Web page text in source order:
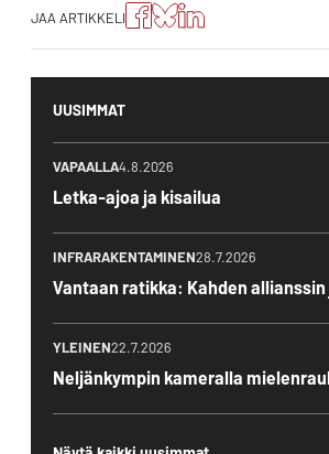
JAA ARTIKKELI
Jaa
artikkeli
Facebookissa
Jaa
artikkeli
Blueskyssa
Jako:
Jaa
artikkeli
LinkedIn:ssä
UUSIMMAT
VAPAALLA4.8.2026
Letka-ajoa ja kisailua
INFRARAKENTAMINEN28.7.2026
Vantaan ratikka: Kahden
YLEINEN22.7.2026
Neljänkympin kameralla